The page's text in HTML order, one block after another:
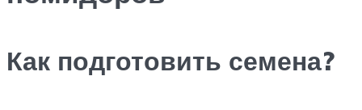
Как подготовить семена?